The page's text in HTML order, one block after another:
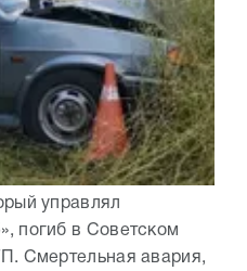
управлял
погиб в Советском
Смертельная авария,